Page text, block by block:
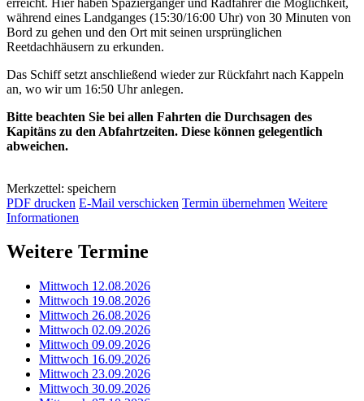
während eines Landganges (15:30/16:00 Uhr) von 30 Minuten von
Bord zu gehen und den Ort mit seinen ursprünglichen
Reetdachhäusern zu erkunden.
Das Schiff setzt anschließend wieder zur Rückfahrt nach Kappeln
an, wo wir um 16:50 Uhr anlegen.
Bitte beachten Sie bei allen Fahrten die Durchsagen des
Kapitäns zu den Abfahrtzeiten. Diese können gelegentlich
abweichen.
Merkzettel: speichern
PDF drucken E-Mail verschicken Termin übernehmen Weitere
Informationen
Weitere Termine
Mittwoch 12.08.2026
Mittwoch 19.08.2026
Mittwoch 26.08.2026
Mittwoch 02.09.2026
Mittwoch 09.09.2026
Mittwoch 16.09.2026
Mittwoch 23.09.2026
Mittwoch 30.09.2026